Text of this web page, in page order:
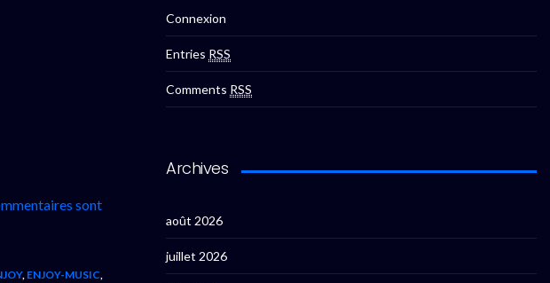
sont
, ENJOY-MUSIC,
Connexion
Entries RSS
Comments RSS
Archives
août 2026
juillet 2026